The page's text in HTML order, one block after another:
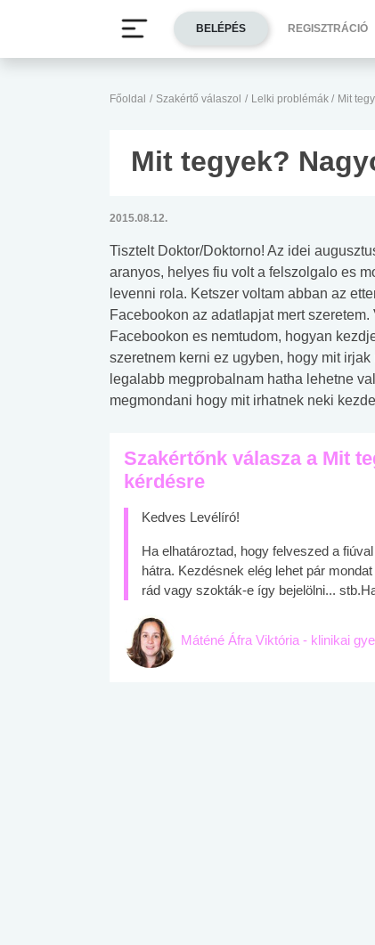
Főoldal / Szakértő válaszol / Lelki problémák / Mit
Mit tegyek?
2015.08.12.
Tisztelt Doktor/Doktorno! Az idei
aranyos, helyes fiu volt a felszolgalo es
levenni rola. Ketszer voltam abban az
Facebookon az adatlapjat mert
Facebookon es nemtudom, hogyan
szeretnem kerni ez ugyben, hogy mit
legalabb megprobalnam hatha lehetne
megmondani hogy mit irhatnek neki
Szakértőnk válasza a Mit
kérdésre
Kedves Levélíró!
Ha elhatároztad, hogy felveszed a
hátra. Kezdésnek elég lehet pár
rád vagy szokták-e így bejelölni...
Máténé Áfra Viktória - klinikai
BELÉPÉS REGISZTRÁCIÓ